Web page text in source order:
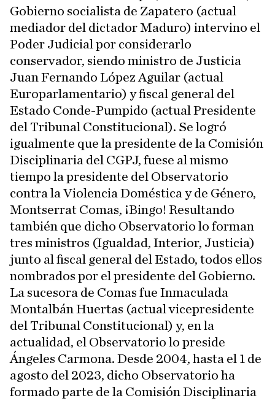
Gobierno socialista de Zapatero (actual
mediador del dictador Maduro) intervino el
Poder Judicial por considerarlo
conservador, siendo ministro de Justicia
Juan Fernando López Aguilar (actual
Europarlamentario) y fiscal general del
Estado Conde-Pumpido (actual Presidente
del Tribunal Constitucional). Se logró
igualmente que la presidente de la Comisión
Disciplinaria del CGPJ, fuese al mismo
tiempo la presidente del Observatorio
contra la Violencia Doméstica y de Género,
Montserrat Comas, ¡Bingo! Resultando
también que dicho Observatorio lo forman
tres ministros (Igualdad, Interior, Justicia)
junto al fiscal general del Estado, todos ellos
nombrados por el presidente del Gobierno.
La sucesora de Comas fue Inmaculada
Montalbán Huertas (actual vicepresidente
del Tribunal Constitucional) y, en la
actualidad, el Observatorio lo preside
Ángeles Carmona. Desde 2004, hasta el 1 de
agosto del 2023, dicho Observatorio ha
formado parte de la Comisión Disciplinaria